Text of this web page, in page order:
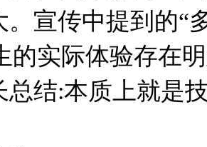
传中提到的“多
的实际体验存在
:本质上就是技